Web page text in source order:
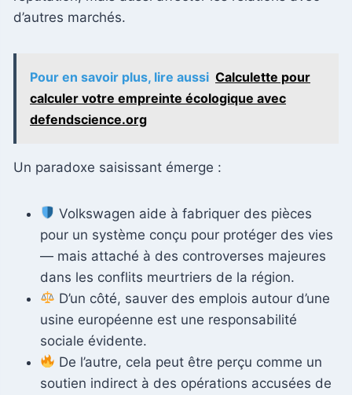
d’autres marchés.
Pour en savoir plus, lire aussi Calculette pour
calculer votre empreinte écologique avec
defendscience.org
Un paradoxe saisissant émerge :
Volkswagen aide à fabriquer des pièces
pour un système conçu pour protéger des vies
— mais attaché à des controverses majeures
dans les conflits meurtriers de la région.
D’un côté, sauver des emplois autour d’une
usine européenne est une responsabilité
sociale évidente.
De l’autre, cela peut être perçu comme un
soutien indirect à des opérations accusées de